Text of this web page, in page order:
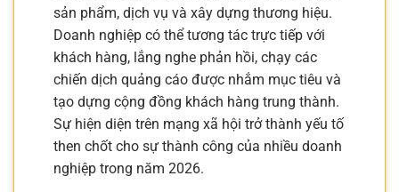
sản phẩm, dịch vụ và xây dựng thương hiệu.
Doanh nghiệp có thể tương tác trực tiếp với
khách hàng, lắng nghe phản hồi, chạy các
chiến dịch quảng cáo được nhắm mục tiêu và
tạo dựng cộng đồng khách hàng trung thành.
Sự hiện diện trên mạng xã hội trở thành yếu tố
then chốt cho sự thành công của nhiều doanh
nghiệp trong năm 2026.